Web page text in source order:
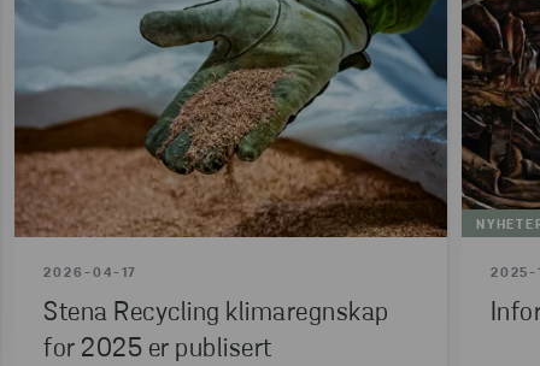
2026-04-17
Stena Recycling klimaregnskap
for 2025 er publisert
2025-